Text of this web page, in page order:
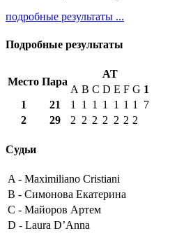
подробные результаты ...
Подробные результаты
Место Пара
AT
A B C D E F G 1
1
21 1 1 1 1 1 1 1
7
2
29 2 2 2 2 2 2 2
Судьи
A - Maximiliano Cristiani
B - Симонова Екатерина
C - Майоров Артем
D - Laura D’Anna